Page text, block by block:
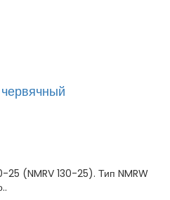
25 (NMRV 130-25). Тип NMRW